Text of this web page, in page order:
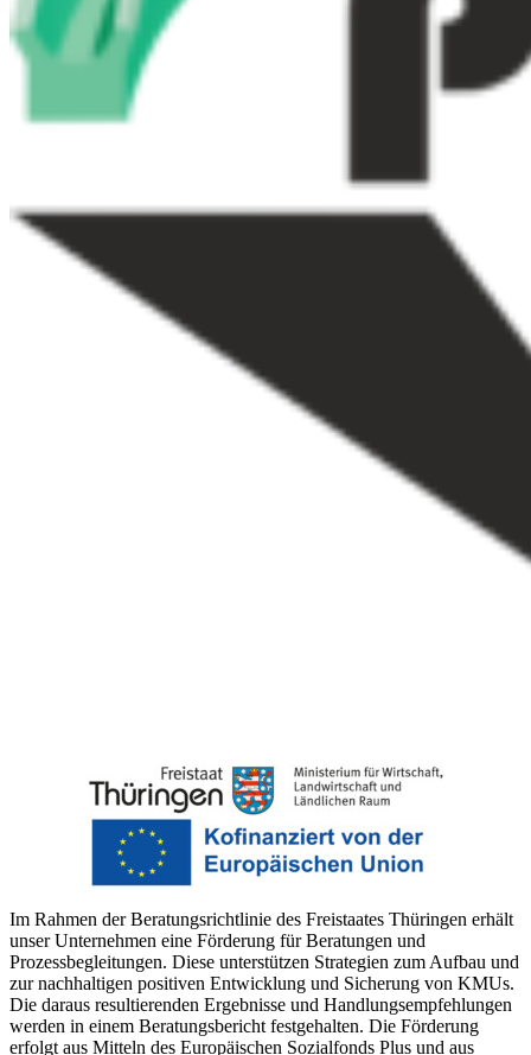
Im Rahmen der Beratungsrichtlinie des Freistaates Thüringen erhält
unser Unternehmen eine Förderung für Beratungen und
Prozessbegleitungen. Diese unterstützen Strategien zum Aufbau und
zur nachhaltigen positiven Entwicklung und Sicherung von KMUs.
Die daraus resultierenden Ergebnisse und Handlungsempfehlungen
werden in einem Beratungsbericht festgehalten. Die Förderung
erfolgt aus Mitteln des Europäischen Sozialfonds Plus und aus